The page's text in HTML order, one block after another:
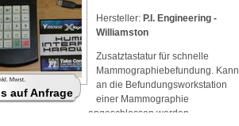
Hersteller: P.I. Engineering -
Williamston
Zusatztastatur für schnelle
Mammographiebefundung. Kann
an die Befundungsworkstation
einer Mammographie
angeschlossen werden.
auf Anfrage